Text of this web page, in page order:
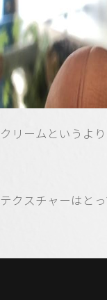
クリームというよ
テクスチャーはと